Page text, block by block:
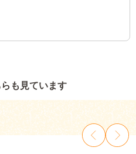
も見ています